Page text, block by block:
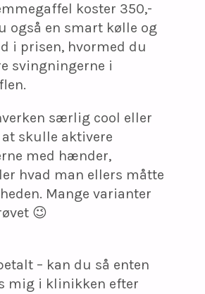
koster 350,-
også en smart kølle og
i prisen, hvormed du
svingningerne i
særlig cool eller
skulle aktivere
med hænder,
hvad man ellers måtte
Mange varianter
😉
– kan du så enten
mig i klinikken efter